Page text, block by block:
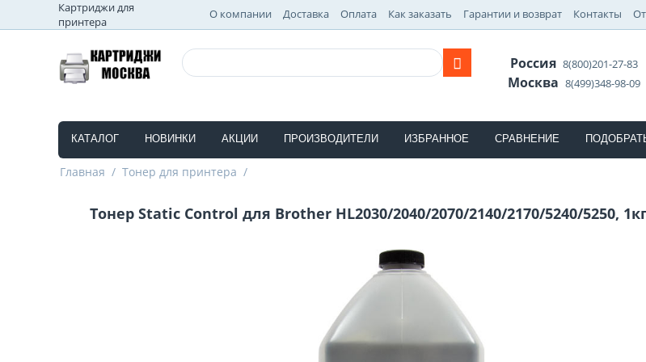
Картриджи для
принтера
О компании Доставка Оплата Как заказать Гарантии и возврат Контакты
Россия8(800)201-27-83
Москва8(499)348-98-09
КАТАЛОГ НОВИНКИ АКЦИИ ПРОИЗВОДИТЕЛИ ИЗБРАННОЕ СРАВНЕНИЕ
Главная / Тонер для принтера /
Тонер Static Control для Brother HL2030/2040/2070/2140/2170/5240/5250,